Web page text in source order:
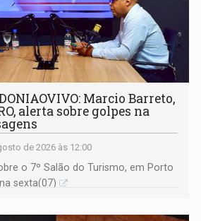
Marcio Barreto,
alerta sobre golpes na
de 2026 às 12:00
o 7º Salão do Turismo, em Porto
sexta(07)